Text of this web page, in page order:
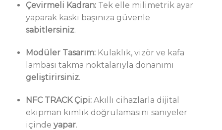
Çevirmeli Kadran:Tek elle milimetrik ayar
yaparak kaskı başınıza güvenle
sabitlersiniz.
Modüler Tasarım:Kulaklık, vizör ve kafa
lambası takma noktalarıyla donanımı
geliştirirsiniz.
NFC TRACK Çipi:Akıllı cihazlarla dijital
ekipman kimlik doğrulamasını saniyeler
içinde yapar.